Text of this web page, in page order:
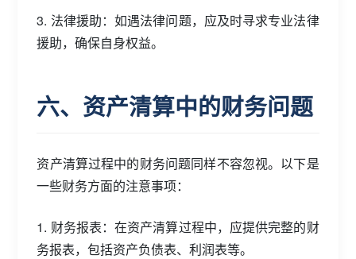
3. 法律援助：如遇法律问题，应及时寻求专业法律
援助，确保自身权益。
六、资产清算中的财务问题
资产清算过程中的财务问题同样不容忽视。以下是
一些财务方面的注意事项：
1. 财务报表：在资产清算过程中，应提供完整的财
务报表，包括资产负债表、利润表等。